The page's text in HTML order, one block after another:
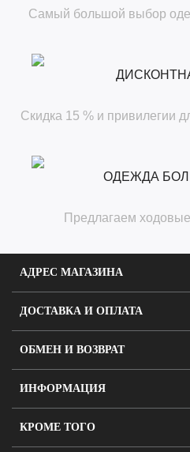
Самый большой выбор
Скидка 15 % и привилегии
ОДЕЖДА
Предлагаем
АДРЕС МАГАЗИНА
ДОСТАВКА И ОПЛАТА
ОБМЕН И ВОЗВРАТ
ИНФОРМАЦИЯ
КРОМЕ ТОГО